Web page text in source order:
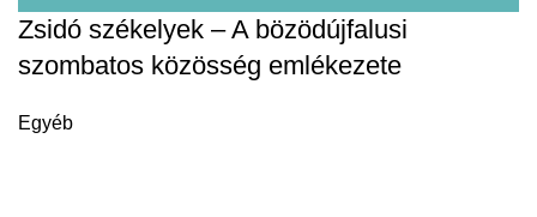
Zsidó székelyek – A bözödújfalusi
szombatos közösség emlékezete
Egyéb